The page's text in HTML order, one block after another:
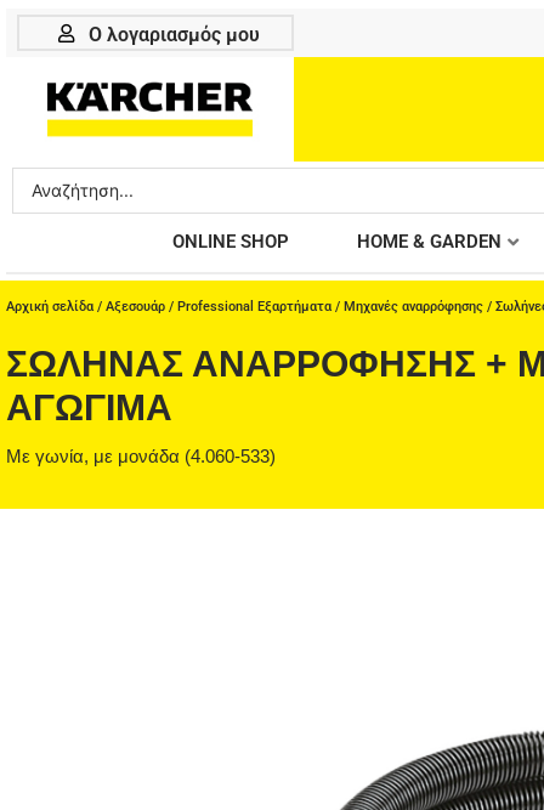
Μετάβαση
Ο λογαριασμός μου
Search
...
ONLINE SHOP HOME & GARDEN
Αρχική σελίδα / Αξεσουάρ / Professional Εξαρτήματα / Μηχανές αναρρόφησης /
ΣΩΛΉΝΑΣ ΑΝΑΡΡΌΦΗΣΗΣ +
ΑΓΏΓΙΜΑ
Με γωνία, με μονάδα (4.060-533)